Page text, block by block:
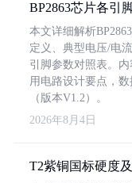
BP2863芯片各引
本文详细解析
定义、典型电压/电
引脚参数对照表。
用电路设计要点，
（版本V1.2）。
2026年8月4日
T2紫铜国标硬度